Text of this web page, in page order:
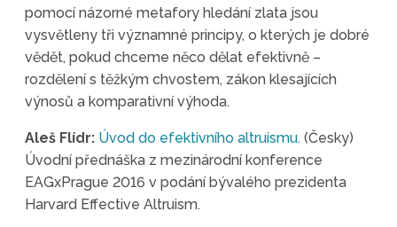
pomocí názorné metafory hledání zlata jsou
vysvětleny tři významné principy, o kterých je dobré
vědět, pokud chceme něco dělat efektivně –
rozdělení s těžkým chvostem, zákon klesajících
výnosů a komparativní výhoda.
Aleš Flídr: Úvod do efektivního altruismu. (Česky)
Úvodní přednáška z mezinárodní konference
EAGxPrague 2016 v podání bývalého prezidenta
Harvard Effective Altruism.